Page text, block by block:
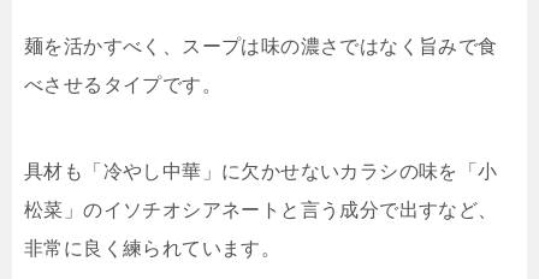
麺を活かすべく、スープは味の濃さではなく旨みで食
べさせるタイプです。
具材も「冷やし中華」に欠かせないカラシの味を「小
松菜」のイソチオシアネートと言う成分で出すなど、
非常に良く練られています。